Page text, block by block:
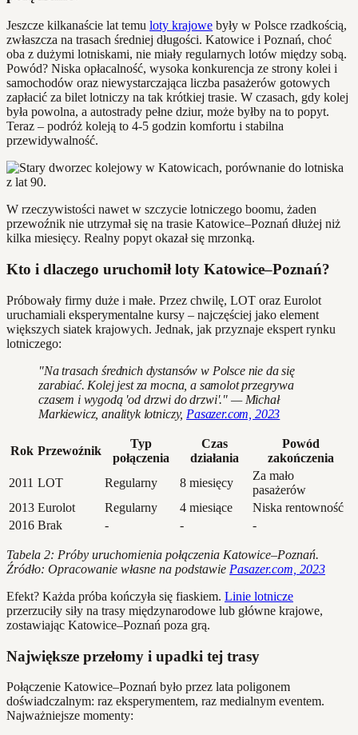
Jeszcze kilkanaście lat temu loty krajowe były w Polsce rzadkością,
zwłaszcza na trasach średniej długości. Katowice i Poznań, choć
oba z dużymi lotniskami, nie miały regularnych lotów między sobą.
Powód? Niska opłacalność, wysoka konkurencja ze strony kolei i
samochodów oraz niewystarczająca liczba pasażerów gotowych
zapłacić za bilet lotniczy na tak krótkiej trasie. W czasach, gdy kolej
była powolna, a autostrady pełne dziur, może byłby na to popyt.
Teraz – podróż koleją to 4-5 godzin komfortu i stabilna
przewidywalność.
W rzeczywistości nawet w szczycie lotniczego boomu, żaden
przewoźnik nie utrzymał się na trasie Katowice–Poznań dłużej niż
kilka miesięcy. Realny popyt okazał się mrzonką.
Kto i dlaczego uruchomił loty Katowice–Poznań?
Próbowały firmy duże i małe. Przez chwilę, LOT oraz Eurolot
uruchamiali eksperymentalne kursy – najczęściej jako element
większych siatek krajowych. Jednak, jak przyznaje ekspert rynku
lotniczego:
"Na trasach średnich dystansów w Polsce nie da się
zarabiać. Kolej jest za mocna, a samolot przegrywa
czasem i wygodą 'od drzwi do drzwi'." — Michał
Markiewicz, analityk lotniczy, Pasazer.com, 2023
Rok Przewoźnik
Typ
połączenia
Czas
działania
Powód
zakończenia
2011 LOT Regularny 8 miesięcy
Za mało
pasażerów
2013 Eurolot Regularny 4 miesiące
Niska rentowność
2016 Brak - - -
Tabela 2: Próby uruchomienia połączenia Katowice–Poznań.
Źródło: Opracowanie własne na podstawie Pasazer.com, 2023
Efekt? Każda próba kończyła się fiaskiem. Linie lotnicze
przerzuciły siły na trasy międzynarodowe lub główne krajowe,
zostawiając Katowice–Poznań poza grą.
Największe przełomy i upadki tej trasy
Połączenie Katowice–Poznań było przez lata poligonem
doświadczalnym: raz eksperymentem, raz medialnym eventem.
Najważniejsze momenty: